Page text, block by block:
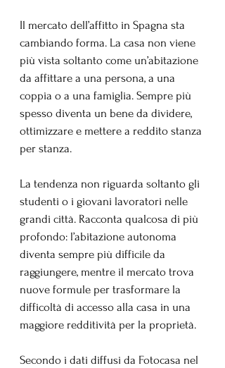
Il mercato dell’affitto in Spagna sta
cambiando forma. La casa non viene
più vista soltanto come un’abitazione
da affittare a una persona, a una
coppia o a una famiglia. Sempre più
spesso diventa un bene da dividere,
ottimizzare e mettere a reddito stanza
per stanza.
La tendenza non riguarda soltanto gli
studenti o i giovani lavoratori nelle
grandi città. Racconta qualcosa di più
profondo: l’abitazione autonoma
diventa sempre più difficile da
raggiungere, mentre il mercato trova
nuove formule per trasformare la
difficoltà di accesso alla casa in una
maggiore redditività per la proprietà.
Secondo i dati diffusi da Fotocasa nel